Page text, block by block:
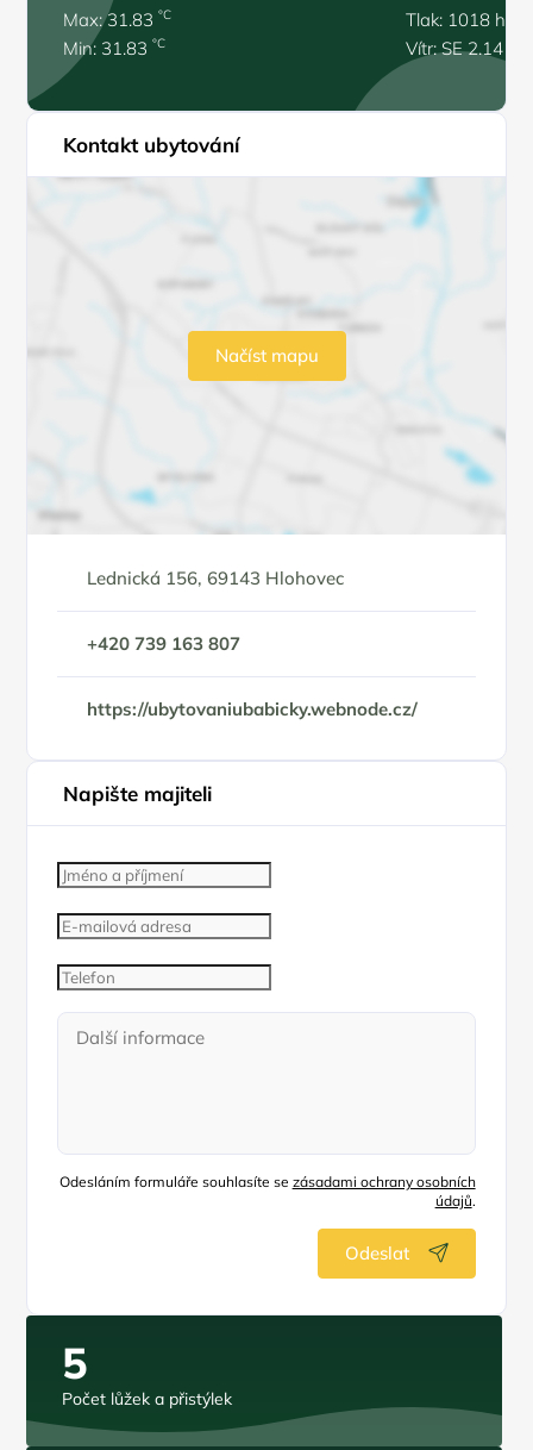
Max: 31.83°C
Min: 31.83°C
Tlak: 1018 hPa
Vítr: SE 2.14 m/
Kontakt ubytování
Načíst mapu
Lednická 156, 69143 Hlohovec
+420 739 163 807
https://ubytovaniubabicky.webnode.cz/
Napište majiteli
Odesláním formuláře souhlasíte se zásadami ochrany osobních
údajů.
Odeslat
5
Počet lůžek a přistýlek